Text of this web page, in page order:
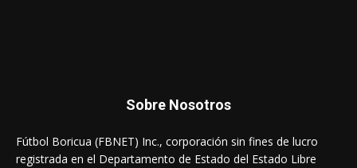
Sobre Nosotros
Fútbol Boricua (FBNET) Inc., corporación sin fines de lucro
registrada en el Departamento de Estado del Estado Libre